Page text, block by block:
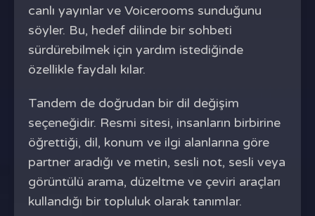
canlı yayınlar ve Voicerooms sunduğunu
söyler. Bu, hedef dilinde bir sohbeti
sürdürebilmek için yardım istediğinde
özellikle faydalı kılar.
Tandem de doğrudan bir dil değişim
seçeneğidir. Resmi sitesi, insanların birbirine
öğrettiği, dil, konum ve ilgi alanlarına göre
partner aradığı ve metin, sesli not, sesli veya
görüntülü arama, düzeltme ve çeviri araçları
kullandığı bir topluluk olarak tanımlar.